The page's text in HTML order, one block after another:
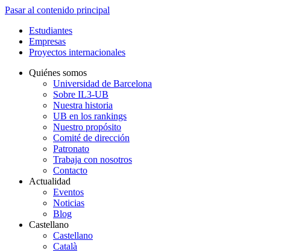
Pasar al contenido principal
Estudiantes
Empresas
Proyectos internacionales
Quiénes somos
Universidad de Barcelona
Sobre IL3-UB
Nuestra historia
UB en los rankings
Nuestro propósito
Comité de dirección
Patronato
Trabaja con nosotros
Contacto
Actualidad
Eventos
Noticias
Blog
Castellano
Castellano
Català